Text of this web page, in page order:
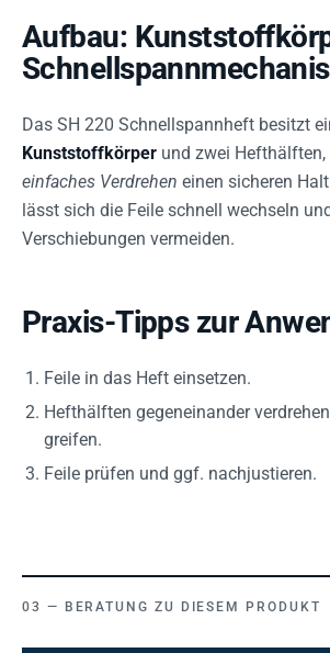
Aufbau:
Das SH 220 Schnellspannheft besitzt
Kunststoffkörper und zwei Hefthälften,
einfaches Verdrehen einen sicheren
lässt sich die Feile schnell wechseln
Verschiebungen vermeiden.
Praxis-Tipps zur
Feile in das Heft einsetzen.
Hefthälften gegeneinander
greifen.
Feile prüfen und ggf. nachjustieren.
BERATUNG ZU DIESEM PRODUKT